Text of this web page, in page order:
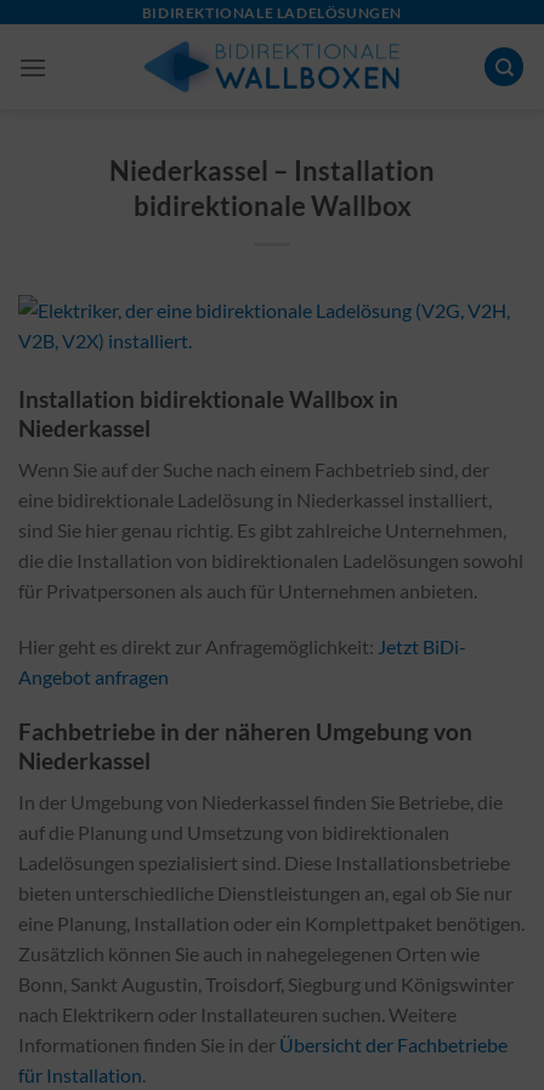
content
BIDIREKTIONALE LADELÖSUNGEN
Niederkassel – Installation
bidirektionale Wallbox
Installation bidirektionale Wallbox in
Niederkassel
Wenn Sie auf der Suche nach einem Fachbetrieb sind, der
eine bidirektionale Ladelösung in Niederkassel installiert,
sind Sie hier genau richtig. Es gibt zahlreiche Unternehmen,
die die Installation von bidirektionalen Ladelösungen sowohl
für Privatpersonen als auch für Unternehmen anbieten.
Hier geht es direkt zur Anfragemöglichkeit: Jetzt BiDi-
Angebot anfragen
Fachbetriebe in der näheren Umgebung von
Niederkassel
In der Umgebung von Niederkassel finden Sie Betriebe, die
auf die Planung und Umsetzung von bidirektionalen
Ladelösungen spezialisiert sind. Diese Installationsbetriebe
bieten unterschiedliche Dienstleistungen an, egal ob Sie nur
eine Planung, Installation oder ein Komplettpaket benötigen.
Zusätzlich können Sie auch in nahegelegenen Orten wie
Bonn, Sankt Augustin, Troisdorf, Siegburg und Königswinter
nach Elektrikern oder Installateuren suchen. Weitere
Informationen finden Sie in der Übersicht der Fachbetriebe
für Installation.